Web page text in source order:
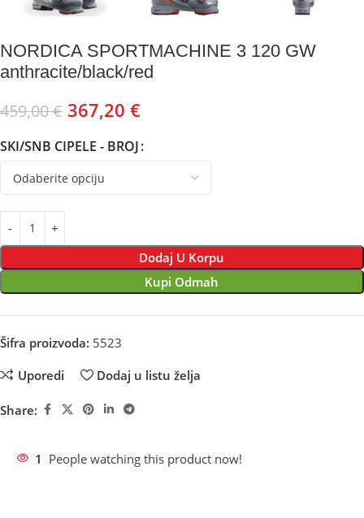
NORDICA SPORTMACHINE 3 120 GW
anthracite/black/red
459,00€ 367,20 €
SKI/SNB CIPELE - BROJ
Dodaj U Korpu
Kupi Odmah
Šifra proizvoda: 5523
Uporedi Dodaj u listu želja
Share:
1 People watching this product now!